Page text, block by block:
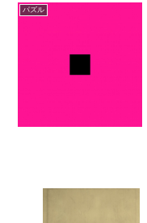
パズル